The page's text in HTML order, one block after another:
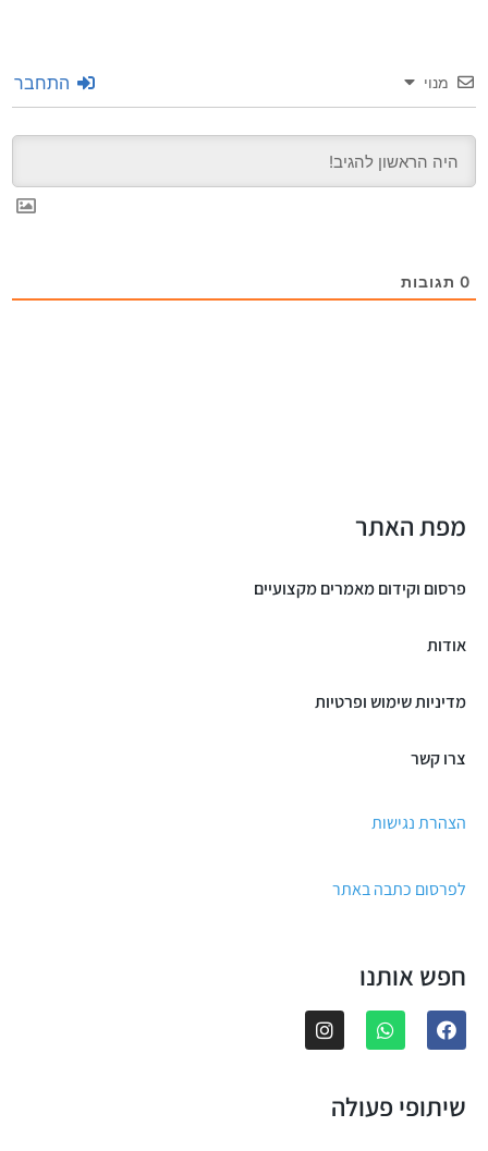
מנוי התחבר
0תגובות
מפת האתר
פרסום וקידום מאמרים מקצועיים
אודות
מדיניות שימוש ופרטיות
צרו קשר
הצהרת נגישות
לפרסום כתבה באתר
חפש אותנו
שיתופי פעולה